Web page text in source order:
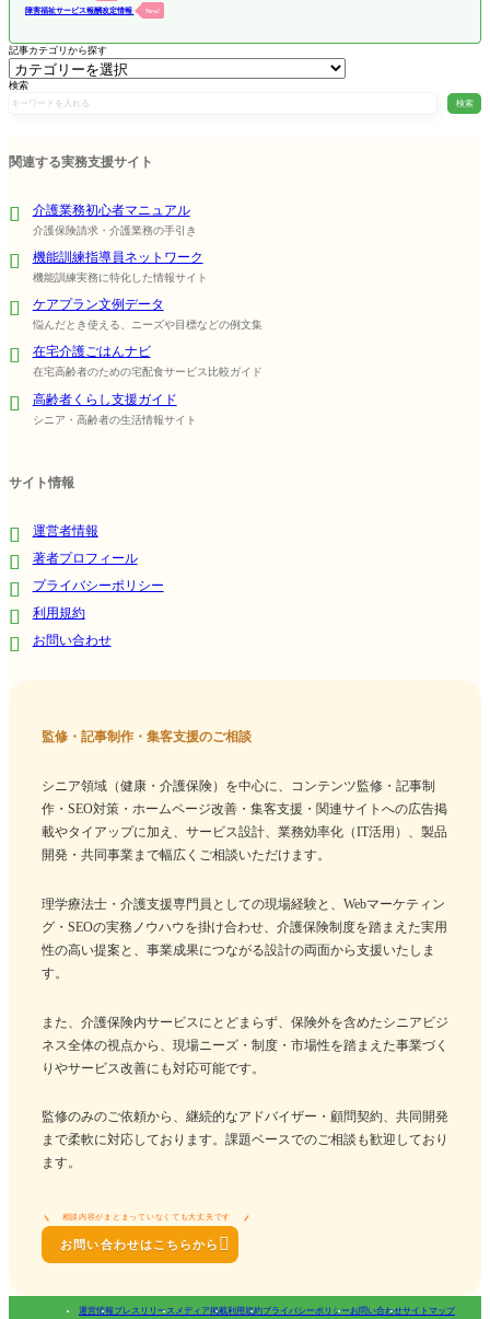
障害福祉サービス報酬改定情報 New!
記事カテゴリから探す
検索
検索
関連する実務支援サイト
介護業務初心者マニュアル
介護保険請求・介護業務の手引き
機能訓練指導員ネットワーク
機能訓練実務に特化した情報サイト
ケアプラン文例データ
悩んだとき使える、ニーズや目標などの例文集
在宅介護ごはんナビ
在宅高齢者のための宅配食サービス比較ガイド
高齢者くらし支援ガイド
シニア・高齢者の生活情報サイト
サイト情報
運営者情報
著者プロフィール
プライバシーポリシー
利用規約
お問い合わせ
監修・記事制作・集客支援のご相談
シニア領域（健康・介護保険）を中心に、コンテンツ監修・記事制
作・SEO対策・ホームページ改善・集客支援・関連サイトへの広告掲
載やタイアップに加え、サービス設計、業務効率化（IT活用）、製品
開発・共同事業まで幅広くご相談いただけます。
理学療法士・介護支援専門員としての現場経験と、Webマーケティン
グ・SEOの実務ノウハウを掛け合わせ、介護保険制度を踏まえた実用
性の高い提案と、事業成果につながる設計の両面から支援いたしま
す。
また、介護保険内サービスにとどまらず、保険外を含めたシニアビジ
ネス全体の視点から、現場ニーズ・制度・市場性を踏まえた事業づく
りやサービス改善にも対応可能です。
監修のみのご依頼から、継続的なアドバイザー・顧問契約、共同開発
まで柔軟に対応しております。課題ベースでのご相談も歓迎しており
ます。
相談内容がまとまっていなくても大丈夫です
お問い合わせはこちらから 
運営情報プレスリリース メディア掲載利用規約プライバシーポリシー お問い合わせサイトマップ